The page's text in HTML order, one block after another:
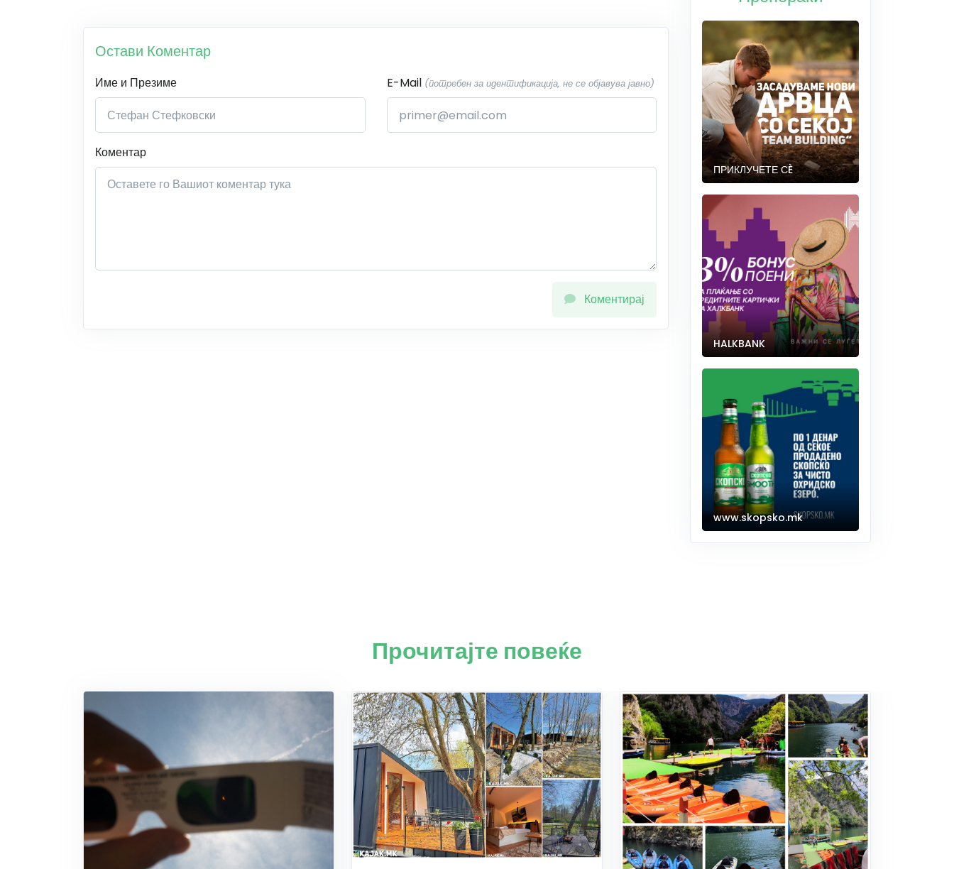
Остави Коментар
Име и Презиме E-Mail (потребен за идентификација, не се објавува јавно)
Коментар
Коментирај
ПРИКЛУЧЕТЕ СÈ
HALKBANK
www.skopsko.mk
Прочитајте повеќе